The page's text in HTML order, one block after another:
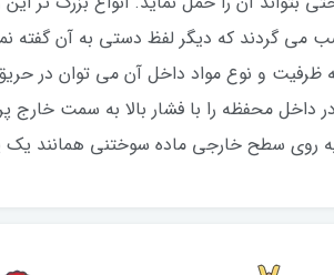
گردند که دیگر لفظ دستی به آن گفته
روی سطح خارجی ماده سوختنی همانند یک